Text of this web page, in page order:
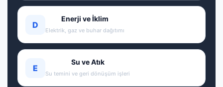
D
Enerji ve İklim
Elektrik, gaz ve buhar dağıtımı
E
Su ve Atık
Su temini ve geri dönüşüm işleri